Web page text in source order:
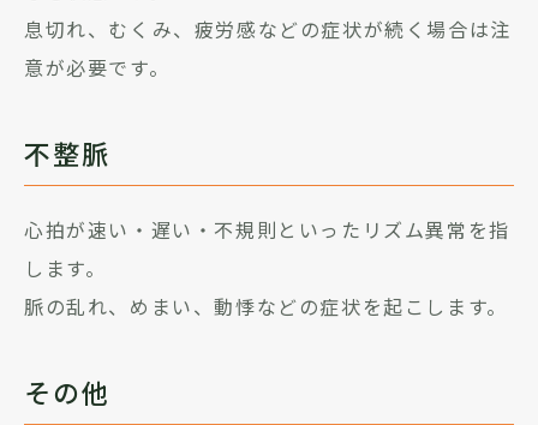
息切れ、むくみ、疲労感などの症状が続く場合は注
意が必要です。
不整脈
心拍が速い・遅い・不規則といったリズム異常を指
します。
脈の乱れ、めまい、動悸などの症状を起こします。
その他